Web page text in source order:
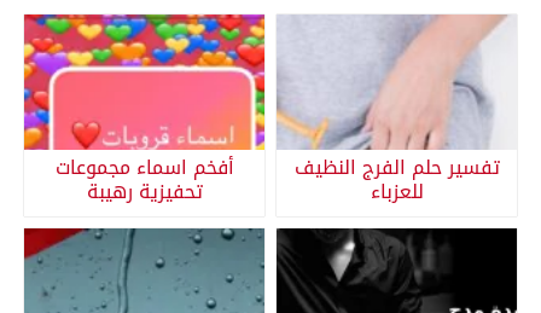
تفسير حلم الفرج النظيف
للعزباء
أفخم اسماء مجموعات
تحفيزية رهيبة